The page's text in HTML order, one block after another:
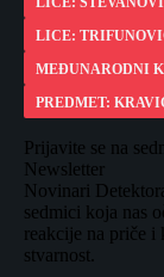
LICE:
MEĐUNARODNI
PREDMET:
Prijavite se na
Newsletter
Novinari
sedmici koja nas
reakcije na priče i
stvarnost.